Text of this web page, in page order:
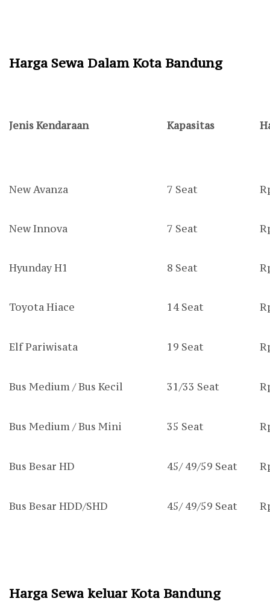
Harga Sewa Dalam Kota Bandung
Jenis Kendaraan Kapasitas
New Avanza 7 Seat
New Innova 7 Seat
Hyunday H1 8 Seat
Toyota Hiace 14 Seat
Elf Pariwisata 19 Seat
Bus Medium / Bus Kecil 31/33 Seat
Bus Medium / Bus Mini 35 Seat
Bus Besar HD 45/ 49/59 Seat
Bus Besar HDD/SHD 45/ 49/59 Seat
Harga Sewa keluar Kota Bandung